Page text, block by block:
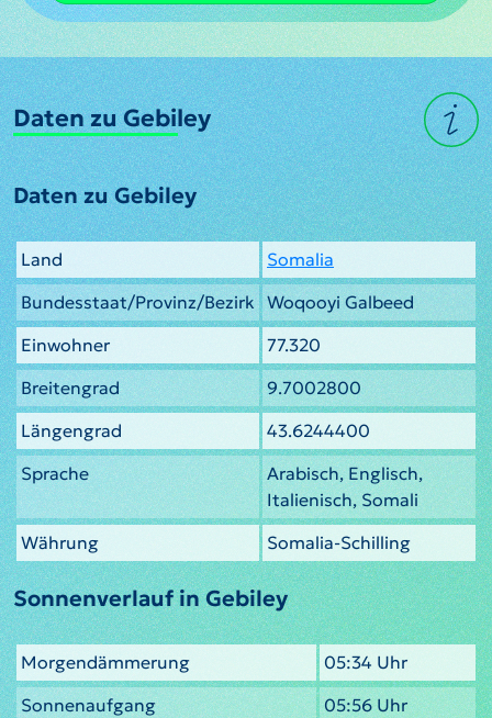
Daten zu Gebiley
Daten zu Gebiley
Land
Somalia
Bundesstaat/Provinz/Bezirk Woqooyi Galbeed
Einwohner
77.320
Breitengrad
9.7002800
Längengrad
43.6244400
Sprache
Arabisch, Englisch,
Italienisch, Somali
Währung
Somalia-Schilling
Sonnenverlauf in Gebiley
Morgendämmerung
05:34 Uhr
Sonnenaufgang
05:56 Uhr